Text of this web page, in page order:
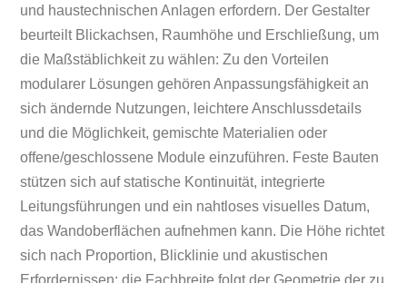
und haustechnischen Anlagen erfordern. Der Gestalter
beurteilt Blickachsen, Raumhöhe und Erschließung, um
die Maßstäblichkeit zu wählen: Zu den Vorteilen
modularer Lösungen gehören Anpassungsfähigkeit an
sich ändernde Nutzungen, leichtere Anschlussdetails
und die Möglichkeit, gemischte Materialien oder
offene/geschlossene Module einzuführen. Feste Bauten
stützen sich auf statische Kontinuität, integrierte
Leitungsführungen und ein nahtloses visuelles Datum,
das Wandoberflächen aufnehmen kann. Die Höhe richtet
sich nach Proportion, Blicklinie und akustischen